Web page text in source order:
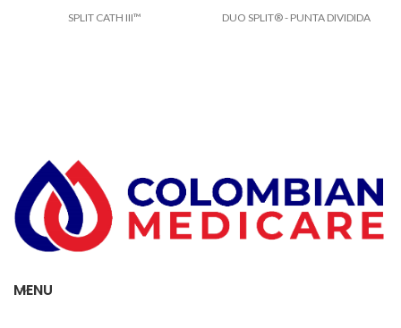
SPLIT CATH III™ DUO SPLIT® - PUNTA DIVIDIDA
MENU